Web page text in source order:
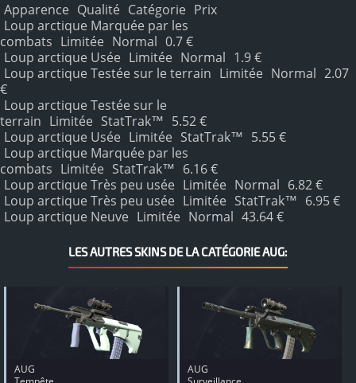
Apparence Qualité Catégorie Prix
Loup arctique Marquée par les
combats Limitée Normal 0.7 €
Loup arctique Usée Limitée Normal 1.9 €
Loup arctique Testée sur le terrain Limitée Normal 2.07
€
Loup arctique Testée sur le
terrain Limitée StatTrak™ 5.52 €
Loup arctique Usée Limitée StatTrak™ 5.55 €
Loup arctique Marquée par les
combats Limitée StatTrak™ 6.16 €
Loup arctique Très peu usée Limitée Normal 6.82 €
Loup arctique Très peu usée Limitée StatTrak™ 6.95 €
Loup arctique Neuve Limitée Normal 43.64 €
LES AUTRES SKINS DE LA CATÉGORIE AUG:
AUG
AUG